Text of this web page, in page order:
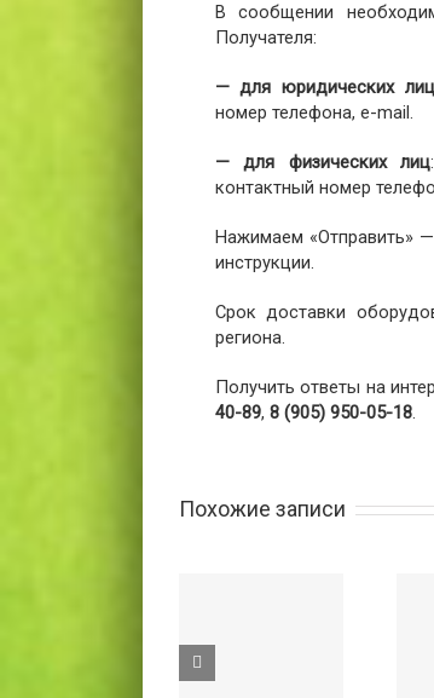
В сообщении
Получателя:
— для юридических
номер телефона, e-mail.
— для физических лиц
контактный номер
Нажимаем «Отправить»
инструкции.
Срок доставки
региона.
Получить ответы на
40-89, 8 (905) 950-05-18.
Похожие записи